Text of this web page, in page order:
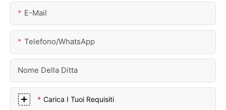
E-Mail
Telefono/WhatsApp
Nome Della Ditta
Carica I Tuoi Requisiti